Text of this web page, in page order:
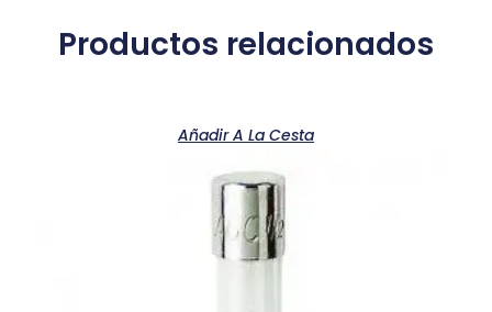
Productos relacionados
Añadir A La Cesta